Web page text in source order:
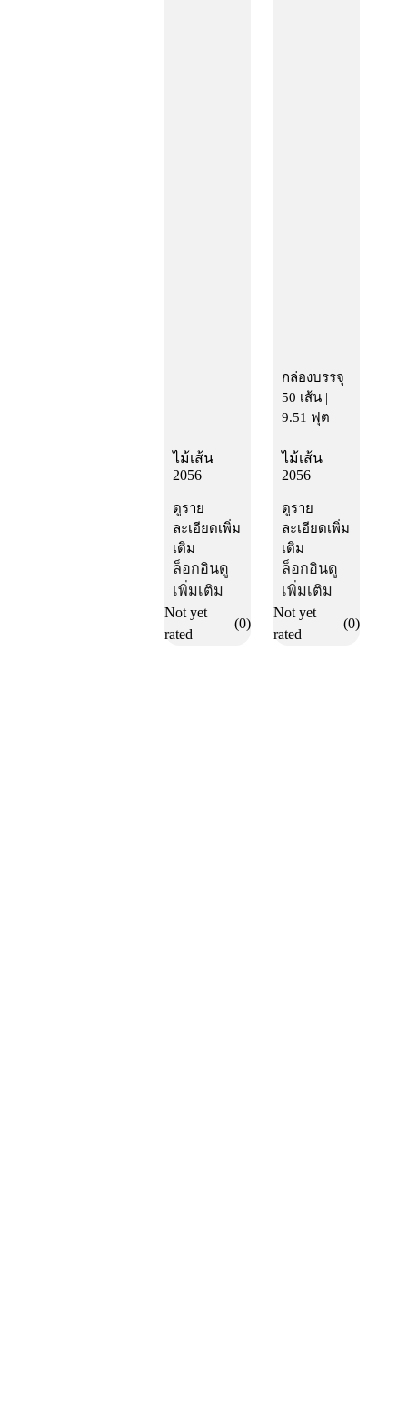
ไม้เส้น
2056
ดูราย
ละเอียดเพิ่ม
เติม
ล็อกอินดู
เพิ่มเติม
Not yet
rated
(0)
กล่องบรรจุ
50 เส้น |
9.51 ฟุต
ไม้เส้น
2056
ดูราย
ละเอียดเพิ่ม
เติม
ล็อกอินดู
เพิ่มเติม
Not yet
rated
(0)